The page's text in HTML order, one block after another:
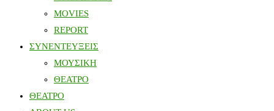
MOVIES
REPORT
ΣΥΝΕΝΤΕΥΞΕΙΣ
ΜΟΥΣΙΚΗ
ΘΕΑΤΡΟ
ΘΕΑΤΡΟ